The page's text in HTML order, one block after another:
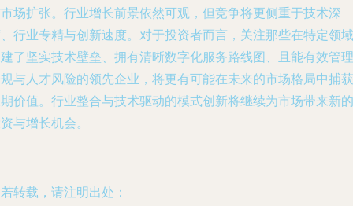
场扩张。行业增长前景依然可观，但竞争将更侧重于技术深
行业专精与创新速度。对于投资者而言，关注那些在特定领域
了坚实技术壁垒、拥有清晰数字化服务路线图、且能有效管理
与人才风险的领先企业，将更有可能在未来的市场格局中捕获
价值。行业整合与技术驱动的模式创新将继续为市场带来新的
与增长机会。
转载，请注明出处：